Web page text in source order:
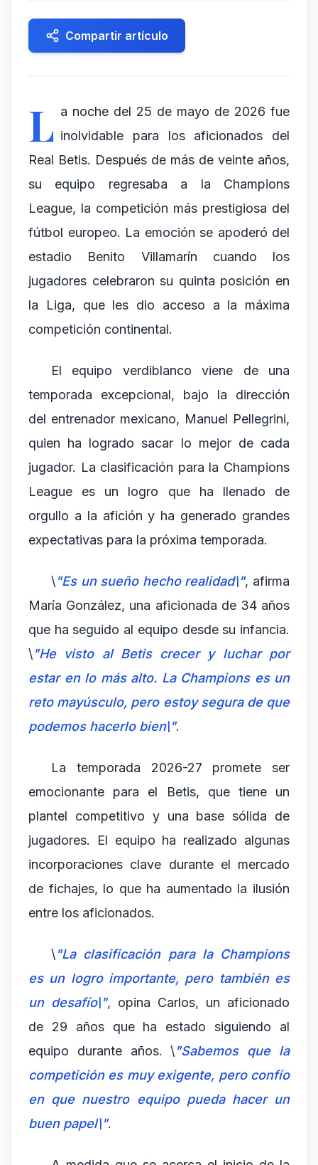
Compartir artículo
L a noche del 25 de mayo de 2026 fue
inolvidable para los aficionados del
Real Betis. Después de más de veinte años,
su equipo regresaba a la Champions
League, la competición más prestigiosa del
fútbol europeo. La emoción se apoderó del
estadio Benito Villamarín cuando los
jugadores celebraron su quinta posición en
la Liga, que les dio acceso a la máxima
competición continental.
El equipo verdiblanco viene de una
temporada excepcional, bajo la dirección
del entrenador mexicano, Manuel Pellegrini,
quien ha logrado sacar lo mejor de cada
jugador. La clasificación para la Champions
League es un logro que ha llenado de
orgullo a la afición y ha generado grandes
expectativas para la próxima temporada.
\"Es un sueño hecho realidad\", afirma
María González, una aficionada de 34 años
que ha seguido al equipo desde su infancia.
\"He visto al Betis crecer y luchar por
estar en lo más alto. La Champions es un
reto mayúsculo, pero estoy segura de que
podemos hacerlo bien\".
La temporada 2026-27 promete ser
emocionante para el Betis, que tiene un
plantel competitivo y una base sólida de
jugadores. El equipo ha realizado algunas
incorporaciones clave durante el mercado
de fichajes, lo que ha aumentado la ilusión
entre los aficionados.
\"La clasificación para la Champions
es un logro importante, pero también es
un desafío\", opina Carlos, un aficionado
de 29 años que ha estado siguiendo al
equipo durante años. \"Sabemos que la
competición es muy exigente, pero confío
en que nuestro equipo pueda hacer un
buen papel\".